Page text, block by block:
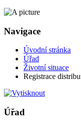
Navigace
Úvodní stránka
Úřad
Životní situace
Registrace
Úřad